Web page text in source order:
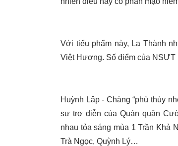
Với tiểu phẩm này, La Thành
Việt Hương. Số điểm của
Huỳnh Lập - Chàng “phù thủy
sự trợ diễn của Quán quân
nhau tỏa sáng mùa 1 Trần Khả
Trà Ngọc, Quỳnh Lý…